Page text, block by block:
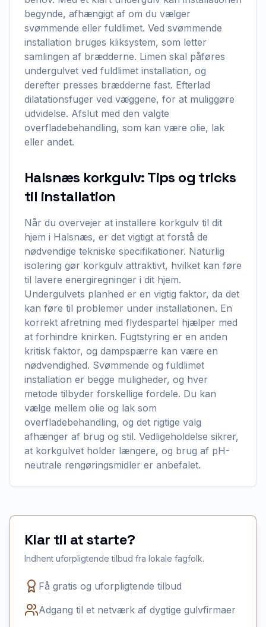
begynde, afhængigt af om du vælger
svømmende eller fuldlimet. Ved svømmende
installation bruges kliksystem, som letter
samlingen af brædderne. Limen skal påføres
undergulvet ved fuldlimet installation, og
derefter presses brædderne fast. Efterlad
dilatationsfuger ved væggene, for at muliggøre
udvidelse. Afslut med den valgte
overfladebehandling, som kan være olie, lak
eller andet.
Halsnæs korkgulv: Tips og tricks
til installation
Når du overvejer at installere korkgulv til dit
hjem i Halsnæs, er det vigtigt at forstå de
nødvendige tekniske specifikationer. Naturlig
isolering gør korkgulv attraktivt, hvilket kan føre
til lavere energiregninger i dit hjem.
Undergulvets planhed er en vigtig faktor, da det
kan føre til problemer under installationen. En
korrekt afretning med flydespartel hjælper med
at forhindre knirken. Fugtstyring er en anden
kritisk faktor, og dampspærre kan være en
nødvendighed. Svømmende og fuldlimet
installation er begge muligheder, og hver
metode tilbyder forskellige fordele. Du kan
vælge mellem olie og lak som
overfladebehandling, og det rigtige valg
afhænger af brug og stil. Vedligeholdelse sikrer,
at korkgulvet holder længere, og brug af pH-
neutrale rengøringsmidler er anbefalet.
Klar til at starte?
Indhent uforpligtende tilbud fra lokale fagfolk.
Få gratis og uforpligtende tilbud
Adgang til et netværk af dygtige gulvfirmaer